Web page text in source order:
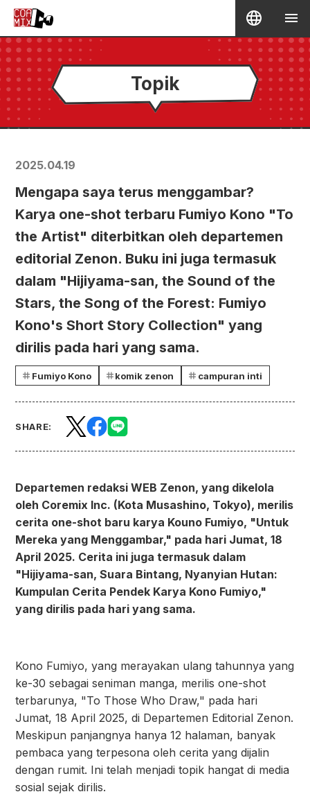
Topik
2025.04.19
Mengapa saya terus menggambar?
Karya one-shot terbaru Fumiyo Kono "To
the Artist" diterbitkan oleh departemen
editorial Zenon. Buku ini juga termasuk
dalam "Hijiyama-san, the Sound of the
Stars, the Song of the Forest: Fumiyo
Kono's Short Story Collection" yang
dirilis pada hari yang sama.
Fumiyo Kono komik zenon campuran inti
SHARE:
Departemen redaksi WEB Zenon, yang dikelola
oleh Coremix Inc. (Kota Musashino, Tokyo), merilis
cerita one-shot baru karya Kouno Fumiyo, "Untuk
Mereka yang Menggambar," pada hari Jumat, 18
April 2025. Cerita ini juga termasuk dalam
"Hijiyama-san, Suara Bintang, Nyanyian Hutan:
Kumpulan Cerita Pendek Karya Kono Fumiyo,"
yang dirilis pada hari yang sama.
Kono Fumiyo, yang merayakan ulang tahunnya yang
ke-30 sebagai seniman manga, merilis one-shot
terbarunya, "To Those Who Draw," pada hari
Jumat, 18 April 2025, di Departemen Editorial Zenon.
Meskipun panjangnya hanya 12 halaman, banyak
pembaca yang terpesona oleh cerita yang dijalin
dengan rumit. Ini telah menjadi topik hangat di media
sosial sejak dirilis.